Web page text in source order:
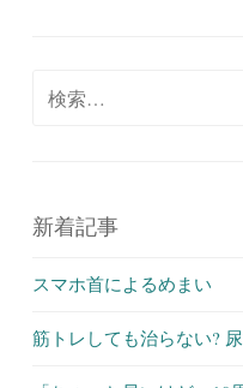
新着記事
スマホ首によるめまい
筋トレしても治らない?